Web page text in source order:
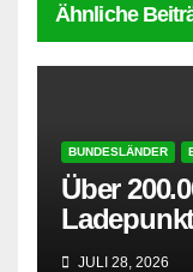
Ähnliche
BUNDESLÄNDER
Über
entspannt
JULI 28, 2026